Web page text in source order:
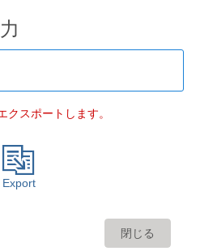
スポートします。
Export